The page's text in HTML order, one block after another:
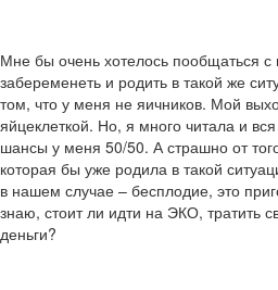
Мне бы очень хотелось пообщаться
забеременеть и родить в такой же
том, что у меня не яичников. Мой
яйцеклеткой. Но, я много читала и
шансы у меня 50/50. А страшно от
которая бы уже родила в такой
в нашем случае – бесплодие, это
знаю, стоит ли идти на ЭКО, тратить
деньги?